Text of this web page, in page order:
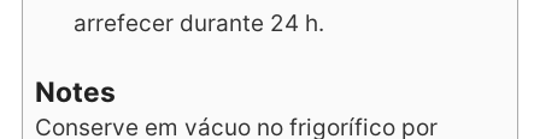
arrefecer durante 24 h.
Notes
Conserve em vácuo no frigorífico por